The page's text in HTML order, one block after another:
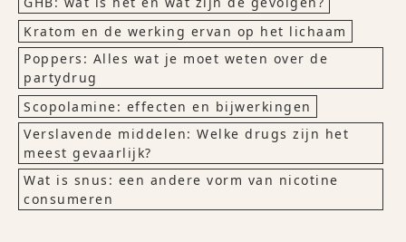
Kratom en de werking ervan op het lichaam
Poppers: Alles wat je moet weten over de
partydrug
Scopolamine: effecten en bijwerkingen
Verslavende middelen: Welke drugs zijn het
meest gevaarlijk?
Wat is snus: een andere vorm van nicotine
consumeren